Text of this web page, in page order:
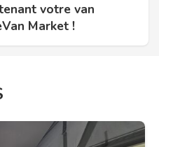
votre van
Market !